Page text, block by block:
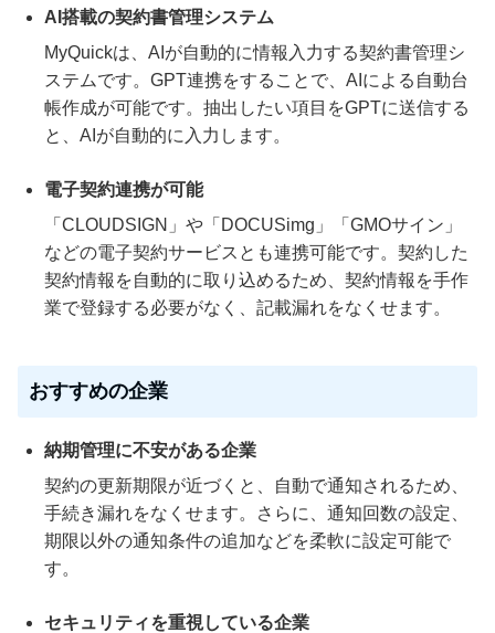
AI搭載の契約書管理システム
MyQuickは、AIが自動的に情報入力する契約書管理シ
ステムです。GPT連携をすることで、AIによる自動台
帳作成が可能です。抽出したい項目をGPTに送信する
と、AIが自動的に入力します。
電子契約連携が可能
「CLOUDSIGN」や「DOCUSimg」「GMOサイン」
などの電子契約サービスとも連携可能です。契約した
契約情報を自動的に取り込めるため、契約情報を手作
業で登録する必要がなく、記載漏れをなくせます。
おすすめの企業
納期管理に不安がある企業
契約の更新期限が近づくと、自動で通知されるため、
手続き漏れをなくせます。さらに、通知回数の設定、
期限以外の通知条件の追加などを柔軟に設定可能で
す。
セキュリティを重視している企業